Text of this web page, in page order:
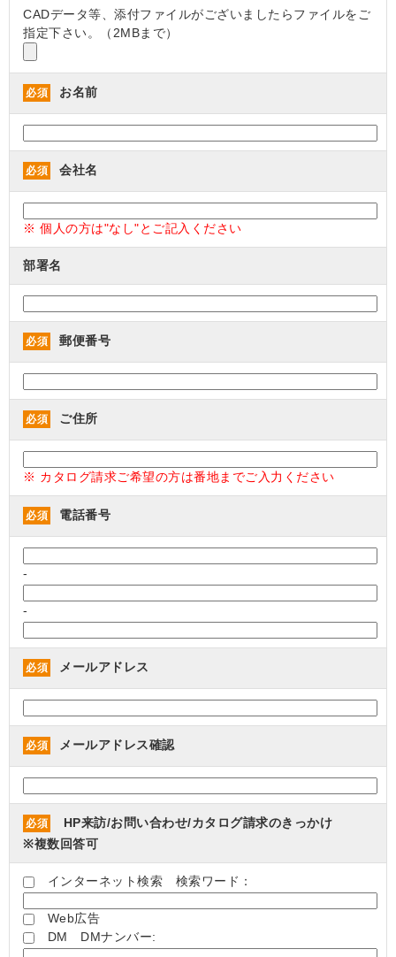
CADデータ等、添付ファイルがございましたらファイルをご
指定下さい。（2MBまで）
必須 お名前
必須 会社名
※ 個人の方は"なし"とご記入ください
部署名
必須 郵便番号
必須 ご住所
※ カタログ請求ご希望の方は番地までご入力ください
必須 電話番号
-
-
必須 メールアドレス
必須 メールアドレス確認
必須
HP来訪/お問い合わせ/カタログ請求のきっかけ
※複数回答可
インターネット検索 検索ワード：
Web広告
DM DMナンバー: